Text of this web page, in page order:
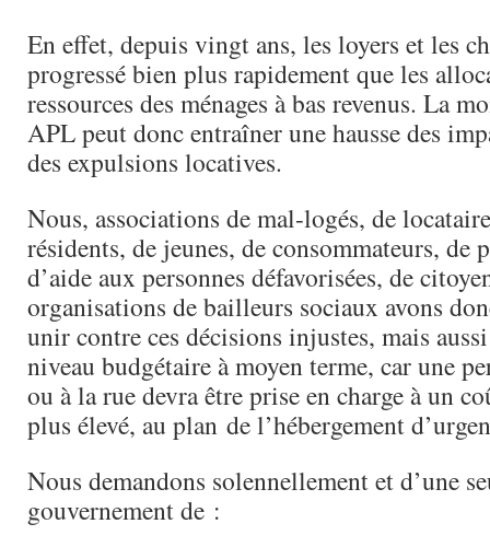
En effet, depuis vingt ans, les loyers et les
progressé bien plus rapidement que les
ressources des ménages à bas revenus. La
APL peut donc entraîner une hausse des
des expulsions locatives.
Nous, associations de mal-logés, de
résidents, de jeunes, de consommateurs, de
d’aide aux personnes défavorisées, de
organisations de bailleurs sociaux avons
unir contre ces décisions injustes, mais
niveau budgétaire à moyen terme, car une
ou à la rue devra être prise en charge à un
plus élevé, au plan de l’hébergement
Nous demandons solennellement et d’une
gouvernement de :